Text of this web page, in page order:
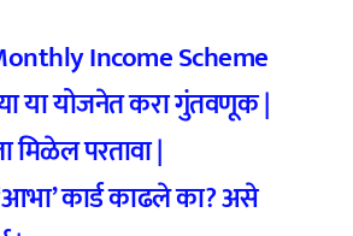
Income Scheme
या योजनेत करा गुंतवणूक |
मिळेल परतावा |
कार्ड काढले का? असे